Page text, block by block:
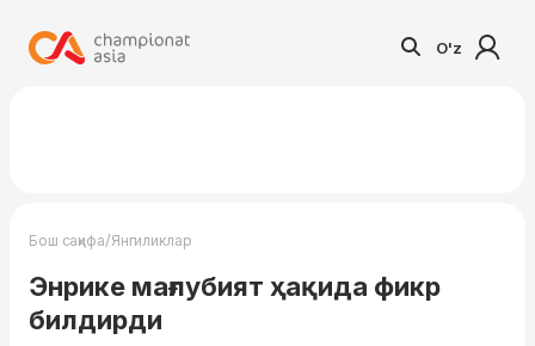
O'z
Бош саҳифа/Янгиликлар
Энрике мағлубият ҳақида фикр
билдирди